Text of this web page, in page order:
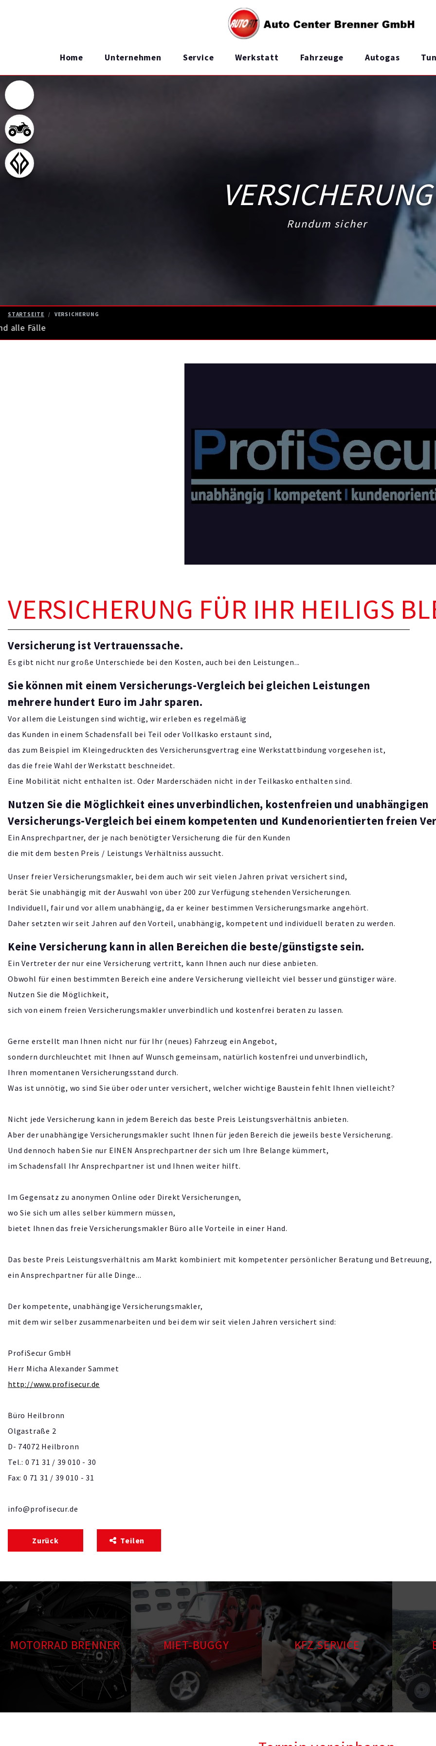
Home Unternehmen Service Werkstatt Fahrzeuge Autogas
VERSICHERUNG
Rundum sicher
STARTSEITE VERSICHERUNG
und alle Fälle
VERSICHERUNG FÜR IHR HEILIGS
Versicherung ist Vertrauenssache.
Es gibt nicht nur große Unterschiede bei den Kosten, auch bei den Leistungen...
Sie können mit einem Versicherungs-Vergleich bei gleichen Leistungen
mehrere hundert Euro im Jahr sparen.
Vor allem die Leistungen sind wichtig, wir erleben es regelmäßig
das Kunden in einem Schadensfall bei Teil oder Vollkasko erstaunt sind,
das zum Beispiel im Kleingedruckten des Versicherunsgvertrag eine Werkstattbindung vorgesehen ist,
das die freie Wahl der Werkstatt beschneidet.
Eine Mobilität nicht enthalten ist. Oder Marderschäden nicht in der Teilkasko enthalten sind.
Nutzen Sie die Möglichkeit eines unverbindlichen, kostenfreien und unabhängigen
Versicherungs-Vergleich bei einem kompetenten und Kundenorientierten freien
Ein Ansprechpartner, der je nach benötigter Versicherung die für den Kunden
die mit dem besten Preis / Leistungs Verhältniss aussucht.
Unser freier Versicherungsmakler, bei dem auch wir seit vielen Jahren privat versichert sind,
berät Sie unabhängig mit der Auswahl von über 200 zur Verfügung stehenden Versicherungen.
Individuell, fair und vor allem unabhängig, da er keiner bestimmen Versicherungsmarke angehört.
Daher setzten wir seit Jahren auf den Vorteil, unabhängig, kompetent und individuell beraten zu werden.
Keine Versicherung kann in allen Bereichen die beste/günstigste sein.
Ein Vertreter der nur eine Versicherung vertritt, kann Ihnen auch nur diese anbieten.
Obwohl für einen bestimmten Bereich eine andere Versicherung vielleicht viel besser und günstiger wäre.
Nutzen Sie die Möglichkeit,
sich von einem freien Versicherungsmakler unverbindlich und kostenfrei beraten zu lassen.
Gerne erstellt man Ihnen nicht nur für Ihr (neues) Fahrzeug ein Angebot,
sondern durchleuchtet mit Ihnen auf Wunsch gemeinsam, natürlich kostenfrei und unverbindlich,
Ihren momentanen Versicherungsstand durch.
Was ist unnötig, wo sind Sie über oder unter versichert, welcher wichtige Baustein fehlt Ihnen vielleicht?
Nicht jede Versicherung kann in jedem Bereich das beste Preis Leistungsverhältnis anbieten.
Aber der unabhängige Versicherungsmakler sucht Ihnen für jeden Bereich die jeweils beste Versicherung.
Und dennoch haben Sie nur EINEN Ansprechpartner der sich um Ihre Belange kümmert,
im Schadensfall Ihr Ansprechpartner ist und Ihnen weiter hilft.
Im Gegensatz zu anonymen Online oder Direkt Versicherungen,
wo Sie sich um alles selber kümmern müssen,
bietet Ihnen das freie Versicherungsmakler Büro alle Vorteile in einer Hand.
Das beste Preis Leistungsverhältnis am Markt kombiniert mit kompetenter persönlicher Beratung und Betreuung,
ein Ansprechpartner für alle Dinge...
Der kompetente, unabhängige Versicherungsmakler,
mit dem wir selber zusammenarbeiten und bei dem wir seit vielen Jahren versichert sind:
ProfiSecur GmbH
Herr Micha Alexander Sammet
http://www.profisecur.de
Büro Heilbronn
Olgastraße 2
D- 74072 Heilbronn
Tel.: 0 71 31 / 39 010 - 30
Fax: 0 71 31 / 39 010 - 31
info@profisecur.de
Zurück Teilen
MOTORRAD BRENNER MIET-BUGGY KFZ SERVICE